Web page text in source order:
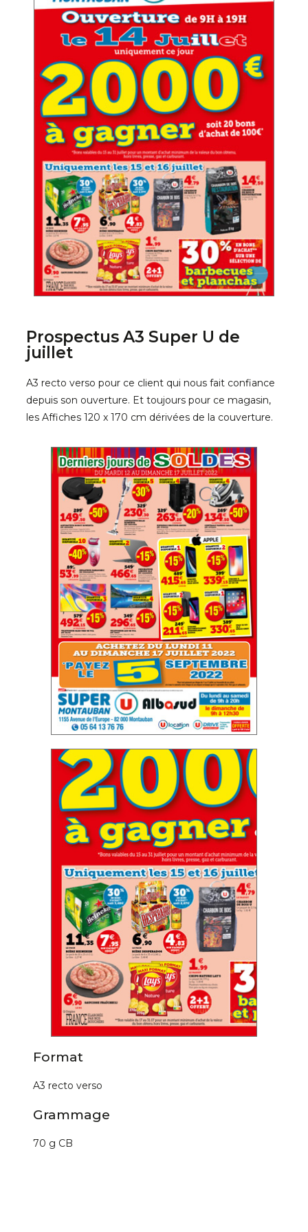
Prospectus A3 Super U de
juillet
A3 recto verso pour ce client qui nous fait confiance
depuis son ouverture. Et toujours pour ce magasin,
les Affiches 120 x 170 cm dérivées de la couverture.
Format
A3 recto verso
Grammage
70 g CB